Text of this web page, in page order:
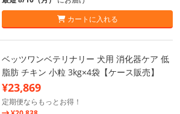
カートに入れる
ベッツワンベテリナリー 犬用 消化器ケア 低
脂肪 チキン 小粒 3kg×4袋【ケース販売】
¥23,869
定期便ならもっとお得！